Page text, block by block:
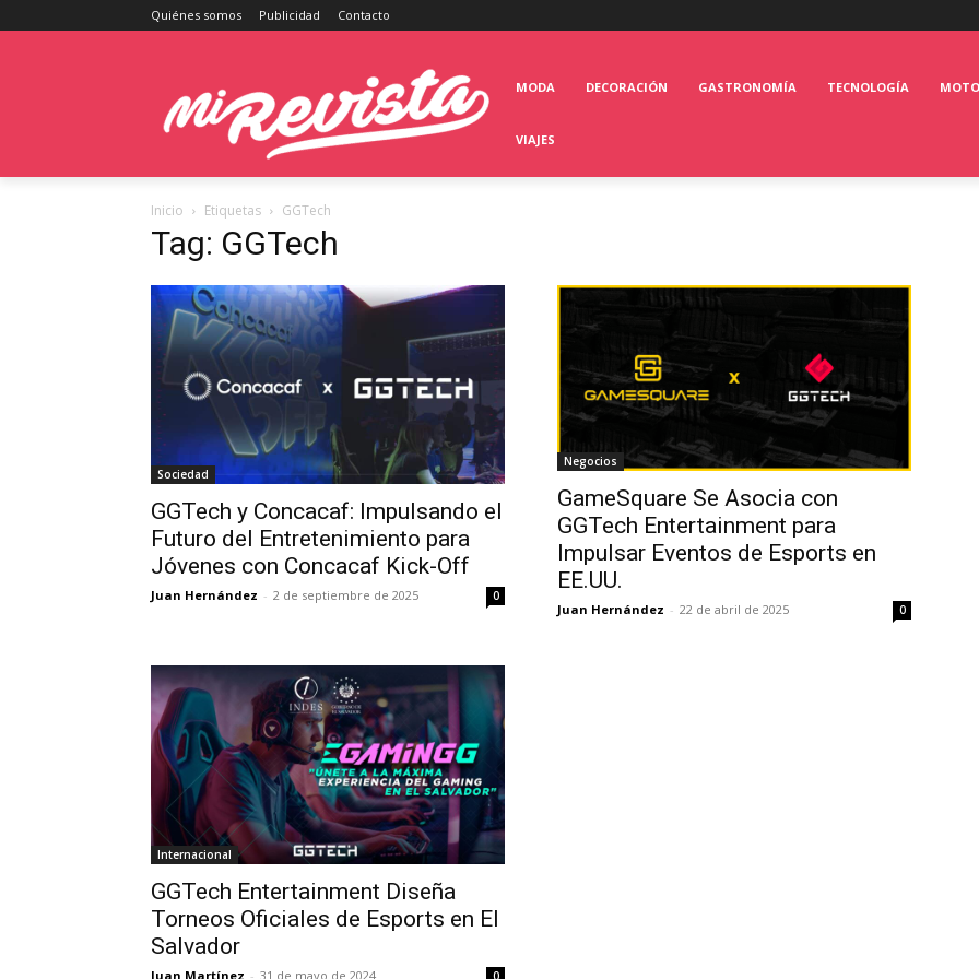
Quiénes somos Publicidad Contacto
MODA DECORACIÓN GASTRONOMÍA TECNOLOGÍA
VIAJES
Inicio Etiquetas GGTech
Tag: GGTech
Sociedad
GGTech y Concacaf: Impulsando el
Futuro del Entretenimiento para
Jóvenes con Concacaf Kick-Off
Juan Hernández - 2 de septiembre de 2025 0
Negocios
GameSquare Se Asocia con
GGTech Entertainment para
Impulsar Eventos de Esports en
EE.UU.
Juan Hernández - 22 de abril de 2025 0
Internacional
GGTech Entertainment Diseña
Torneos Oficiales de Esports en El
Salvador
Juan Martínez - 31 de mayo de 2024